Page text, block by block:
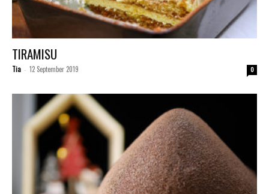
TIRAMISU
Tia - 12 September 2019 0